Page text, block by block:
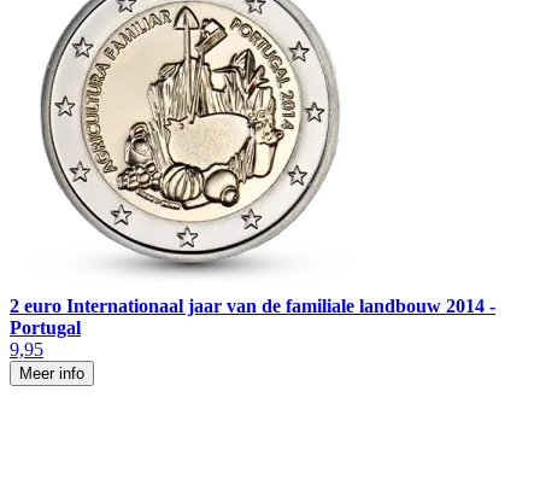
2 euro Internationaal jaar van de familiale landbouw 2014 -
Portugal
9,95
Meer info